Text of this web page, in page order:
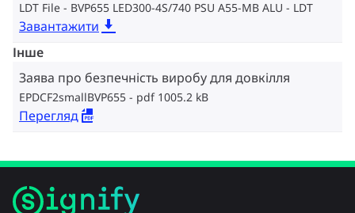
LDT File - BVP655 LED300-4S/740 PSU A55-MB ALU LDT
Завантажити
Інше
Заява про безпечність виробу для довкілля
EPDCF2smallBVP655 pdf 1005.2 kB
Перегляд